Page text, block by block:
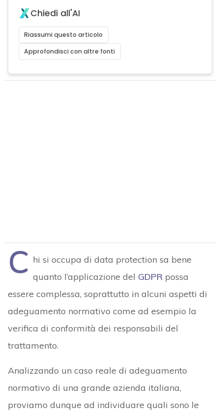
Chiedi all'AI
Riassumi questo articolo
Approfondisci con altre fonti
C hi si occupa di data protection sa bene
quanto l’applicazione del GDPRpossa
essere complessa, soprattutto in alcuni aspetti di
adeguamento normativo come ad esempio la
verifica di conformità dei responsabili del
trattamento.
Analizzando un caso reale di adeguamento
normativo di una grande azienda italiana,
proviamo dunque ad individuare quali sono le